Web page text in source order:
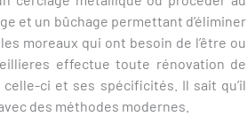
et un bûchage permettant d’éliminer
moreaux qui ont besoin de l’être ou
effectue toute rénovation de
ci et ses spécificités. Il sait qu’il
des méthodes modernes.